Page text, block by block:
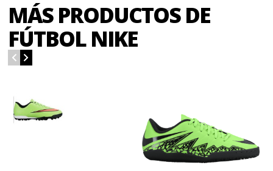
MÁS PRODUCTOS DE
FÚTBOL NIKE